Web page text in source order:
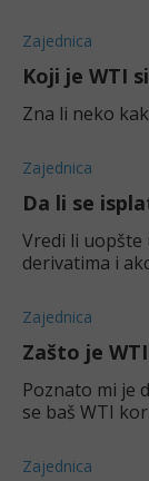
Zajednica
Koji je WTI
Zna li neko
Zajednica
Da li se
Vredi li uopšte
derivatima i
Zajednica
Zašto je
Poznato mi je
se baš WTI
Zajednica